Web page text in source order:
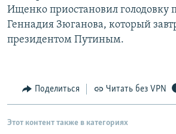
Ищенко приостановил голодовку
Геннадия Зюганова, который
президентом Путиным.
Поделиться Читать без VPN
Этот контент также в категориях